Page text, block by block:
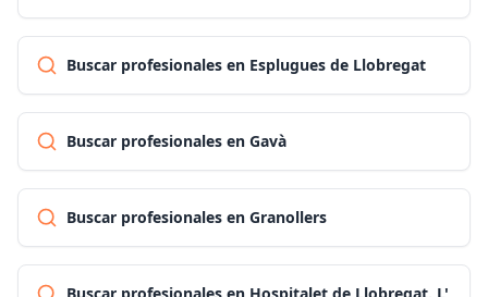
Buscar profesionales en Esplugues de Llobregat
Buscar profesionales en Gavà
Buscar profesionales en Granollers